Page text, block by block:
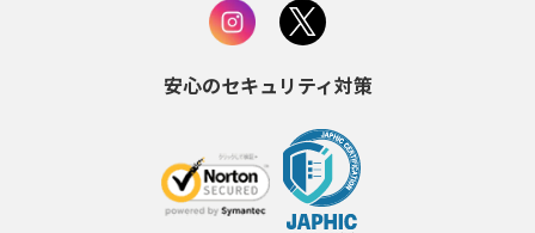
安心のセキュリティ対策